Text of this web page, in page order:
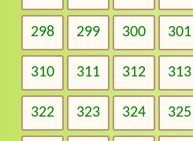
298 299 300 301
310 311 312 313
322 323 324 325